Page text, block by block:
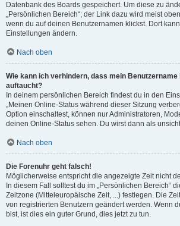
Datenbank des Boards gespeichert. Um diese zu
„Persönlichen Bereich“; der Link dazu wird meist
wenn du auf deinen Benutzernamen klickst. Dort
Einstellungen ändern.
Nach oben
Wie kann ich verhindern, dass mein Benutzername
auftaucht?
In deinem persönlichen Bereich findest du in den
„Meinen Online-Status während dieser Sitzung
Option einschaltest, können nur Administratoren,
deinen Online-Status sehen. Du wirst dann als
Nach oben
Die Forenuhr geht falsch!
Möglicherweise entspricht die angezeigte Zeit nicht
In diesem Fall solltest du im „Persönlichen Bereich“
Zeitzone (Mitteleuropäische Zeit, ...) festlegen. Die
von registrierten Benutzern geändert werden. Wenn
bist, ist dies ein guter Grund, dies jetzt zu tun.